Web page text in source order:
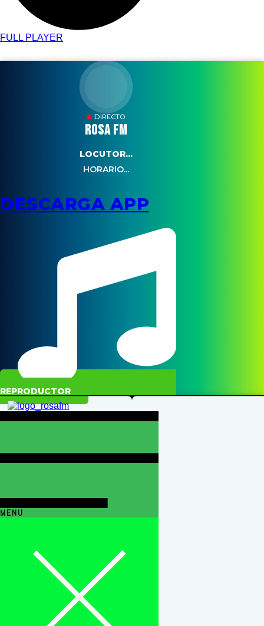
FULL PLAYER
DIRECTO
ROSA FM
LOCUTOR...
HORARIO...
DESCARGA APP
REPRODUCTOR
MENU